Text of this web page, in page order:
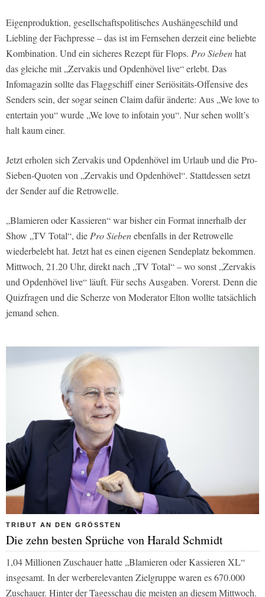
Eigenproduktion, gesellschaftspolitisches Aushängeschild und
Liebling der Fachpresse – das ist im Fernsehen derzeit eine beliebte
Kombination. Und ein sicheres Rezept für Flops. Pro Siebenhat
das gleiche mit „Zervakis und Opdenhövel live“ erlebt. Das
Infomagazin sollte das Flaggschiff einer Seriösitäts-Offensive des
Senders sein, der sogar seinen Claim dafür änderte: Aus „We love to
entertain you“ wurde „We love to infotain you“. Nur sehen wollt’s
halt kaum einer.
Jetzt erholen sich Zervakis und Opdenhövel im Urlaub und die Pro-
Sieben-Quoten von „Zervakis und Opdenhövel“. Stattdessen setzt
der Sender auf die Retrowelle.
„Blamieren oder Kassieren“ war bisher ein Format innerhalb der
Show „TV Total“, diePro Siebenebenfalls in der Retrowelle
wiederbelebt hat. Jetzt hat es einen eigenen Sendeplatz bekommen.
Mittwoch, 21.20 Uhr, direkt nach „TV Total“ – wo sonst „Zervakis
und Opdenhövel live“ läuft. Für sechs Ausgaben. Vorerst. Denn die
Quizfragen und die Scherze von Moderator Elton wollte tatsächlich
jemand sehen.
TRIBUT AN DEN GRÖSSTEN
Die zehn besten Sprüche von Harald Schmidt
1,04 Millionen Zuschauer hatte „Blamieren oder Kassieren XL“
insgesamt. In der werberelevanten Zielgruppe waren es 670.000
Zuschauer. Hinter der Tagesschau die meisten an diesem Mittwoch.